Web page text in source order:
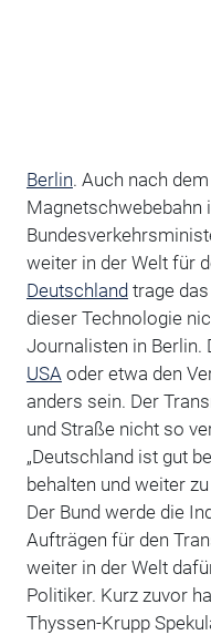
Berlin. Auch nach
Magnetschwebebahn
weiter in der Welt für
Deutschlandtrage das
dieser Technologie
Journalisten in Berlin.
USA oder etwa den
anders sein. Der
und Straße nicht so
„Deutschland ist gut
behalten und weiter
Der Bund werde die
Aufträgen für den
weiter in der Welt
Politiker. Kurz zuvor
Thyssen-Krupp